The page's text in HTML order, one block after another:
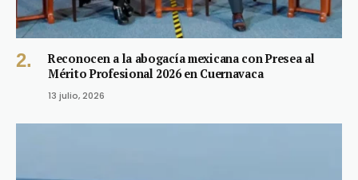
Reconocen a la abogacía mexicana con Presea al
Mérito Profesional 2026 en Cuernavaca
13 julio, 2026